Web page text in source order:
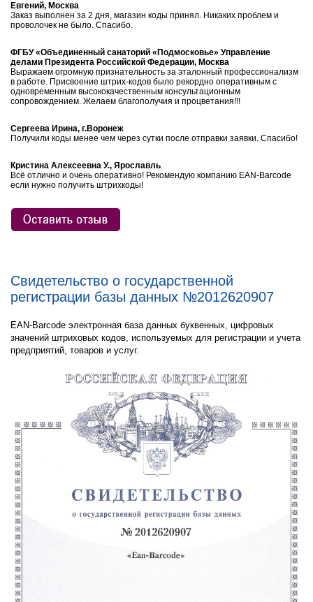
Евгений, Москва
Заказ выполнен за 2 дня, магазин коды принял. Никаких проблем и
проволочек не было. Спасибо.
ФГБУ «Объединенный санаторий «Подмосковье» Управление
делами Президента Российской Федерации, Москва
Выражаем огромную признательность за эталонный профессионализм
в работе. Присвоение штрих-кодов было рекордно оперативным с
одновременным высококачественным консультационным
сопровождением. Желаем благополучия и процветания!!!
Сергеева Ирина, г.Воронеж
Получили коды менее чем через сутки после отправки заявки. Спасибо!
Кристина Алексеевна У., Ярославль
Всё отлично и очень оперативно! Рекомендую компанию EAN-Barcode
если нужно получить штрихкоды!
Свидетельство о государственной
регистрации базы данных №2012620907
EAN-Barcode электронная база данных буквенных, цифровых
значений штриховых кодов, используемых для регистрации и учета
предприятий, товаров и услуг.